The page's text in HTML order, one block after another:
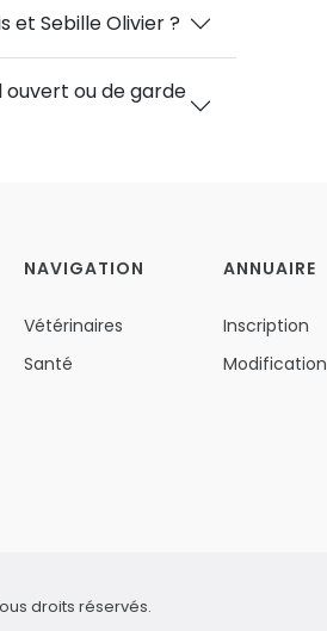
et Sebille Olivier ?
ouvert ou de garde
NAVIGATION
Vétérinaires
Santé
ANNUAIRE
Inscription
Modification
droits réservés.